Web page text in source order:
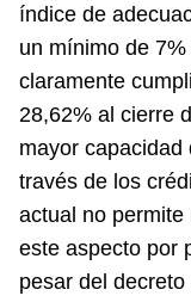
índice de
un mínimo de
claramente
28,62% al cierre
mayor
través de los
actual no
este aspecto por
pesar del